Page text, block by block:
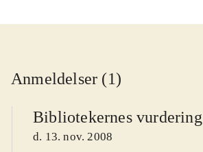
Anmeldelser (1)
Bibliotekernes vurdering
d. 13. nov. 2008